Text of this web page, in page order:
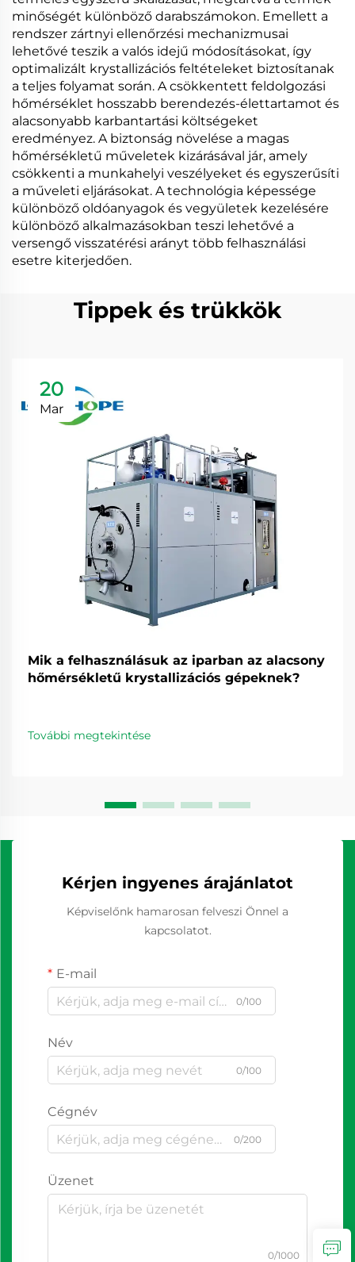
minőségét különböző darabszámokon. Emellett a
rendszer zártnyi ellenőrzési mechanizmusai
lehetővé teszik a valós idejű módosításokat, így
optimalizált krystallizációs feltételeket biztosítanak
a teljes folyamat során. A csökkentett feldolgozási
hőmérséklet hosszabb berendezés-élettartamot és
alacsonyabb karbantartási költségeket
eredményez. A biztonság növelése a magas
hőmérsékletű műveletek kizárásával jár, amely
csökkenti a munkahelyi veszélyeket és egyszerűsíti
a műveleti eljárásokat. A technológia képessége
különböző oldóanyagok és vegyületek kezelésére
különböző alkalmazásokban teszi lehetővé a
versengő visszatérési arányt több felhasználási
esetre kiterjedően.
Tippek és trükkök
20
Mar
Mik a felhasználásuk az iparban az alacsony
hőmérsékletű krystallizációs gépeknek?
További megtekintése
Kérjen ingyenes árajánlatot
Képviselőnk hamarosan felveszi Önnel a
kapcsolatot.
E-mail
0/100
Név
0/100
Cégnév
0/200
Üzenet
0/1000